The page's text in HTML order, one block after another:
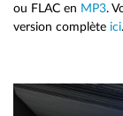
ou FLAC en MP3.
version complète ici.